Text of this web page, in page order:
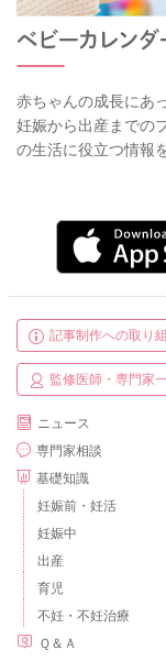
赤ちゃんの成長にあ
妊娠から出産までの
の生活に役立つ情報
記事制作への取り
監修医師・専門家
ニュース
専門家相談
基礎知識
妊娠前・妊活
妊娠中
出産
育児
不妊・不妊治療
Ｑ＆Ａ